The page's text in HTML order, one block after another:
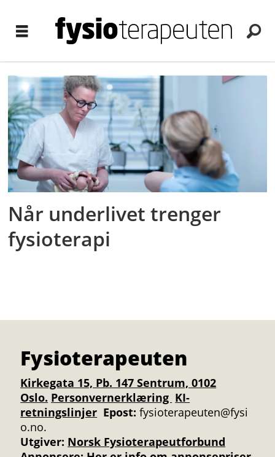
Tag:
kjersti
hatlebrekke
Når underlivet trenger
fysioterapi
Fysioterapeuten
Kirkegata 15, Pb. 147 Sentrum, 0102
Oslo. Personvernerklæring KI-
retningslinjer Epost: fysioterapeuten@fysi
o.no.
Utgiver: Norsk Fysioterapeutforbund